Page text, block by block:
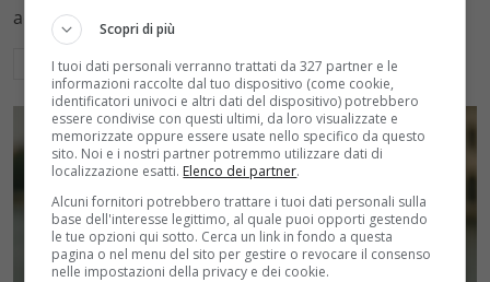
accertamenti e la ricostruzione del reddito.
Leggi di più
Scopri di più
I tuoi dati personali verranno trattati da 327 partner e le
informazioni raccolte dal tuo dispositivo (come cookie,
identificatori univoci e altri dati del dispositivo) potrebbero
essere condivise con questi ultimi, da loro visualizzate e
memorizzate oppure essere usate nello specifico da questo
sito. Noi e i nostri partner potremmo utilizzare dati di
localizzazione esatti. Elenco dei partner.
Alcuni fornitori potrebbero trattare i tuoi dati personali sulla
base dell'interesse legittimo, al quale puoi opporti gestendo
le tue opzioni qui sotto. Cerca un link in fondo a questa
pagina o nel menu del sito per gestire o revocare il consenso
nelle impostazioni della privacy e dei cookie.